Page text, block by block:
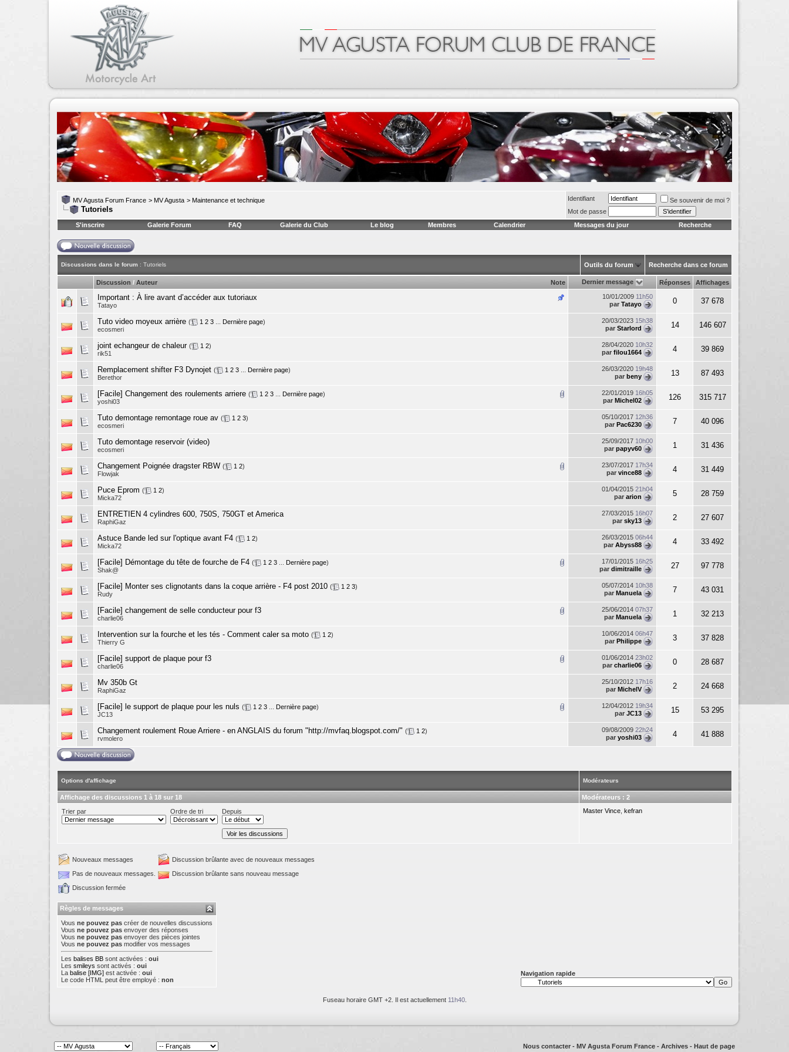
MV Agusta Forum France > MV Agusta > Maintenance et technique
Tutoriels
Identifiant
Se souvenir de moi ?
Mot de passe
S'inscrire
Galerie Forum FAQ Galerie du Club Le blog Membres Calendrier Messages du jour Recherche
Discussions dans le forum : Tutoriels Outils du forum Recherche dans ce forum
Note
Discussion / Auteur Dernier message Réponses Affichages
Important : À lire avant d’accéder aux tutoriaux
Tatayo
10/01/2009 11h50
par Tatayo 0 37 678
Tuto video moyeux arrière ( 1 2 3 Dernière page)
ecosmeri
20/03/2023 15h38
par Starlord 14 146 607
joint echangeur de chaleur ( 1 2)
rik51
28/04/2020 10h32
par filou1664 4 39 869
Remplacement shifter F3 Dynojet ( 1 2 3 Dernière page)
Berethor
26/03/2020 19h48
par beny 13 87 493
[Facile] Changement des roulements arriere ( 1 2 3 Dernière page)
yoshi03
22/01/2019 16h05
par Michel02 126 315 717
Tuto demontage remontage roue av ( 1 2 3)
ecosmeri
05/10/2017 12h36
par Pac6230 7 40 096
Tuto demontage reservoir (video)
ecosmeri
25/09/2017 10h00
par papyv60 1 31 436
Changement Poignée dragster RBW ( 1 2)
Flowjak
23/07/2017 17h34
par vince88 4 31 449
Puce Eprom ( 1 2)
Micka72
01/04/2015 21h04
par arion 5 28 759
ENTRETIEN 4 cylindres 600, 750S, 750GT et America
RaphiGaz
27/03/2015 16h07
par sky13 2 27 607
Astuce Bande led sur l'optique avant F4 ( 1 2)
Micka72
26/03/2015 06h44
par Abyss88 4 33 492
[Facile] Démontage du tête de fourche de F4 ( 1 2 3 Dernière page)
Shak@
17/01/2015 16h25
par dimitraille 27 97 778
[Facile] Monter ses clignotants dans la coque arrière - F4 post 2010 ( 1 2 3)
Rudy
05/07/2014 10h38
par Manuela 7 43 031
[Facile] changement de selle conducteur pour f3
charlie06
25/06/2014 07h37
par Manuela 1 32 213
Intervention sur la fourche et les tés - Comment caler sa moto ( 1 2)
Thierry G
10/06/2014 06h47
par Philippe 3 37 828
[Facile] support de plaque pour f3
charlie06
01/06/2014 23h02
par charlie06 0 28 687
Mv 350b Gt
RaphiGaz
25/10/2012 17h16
par MichelV 2 24 668
[Facile] le support de plaque pour les nuls ( 1 2 3 Dernière page)
JC13
12/04/2012 19h34
par JC13 15 53 295
Changement roulement Roue Arriere - en ANGLAIS du forum "http://mvfaq.blogspot.com/" ( 1 2)
rvmolero
09/08/2009 22h24
par yoshi03 4 41 888
Options d'affichage Modérateurs
Affichage des discussions 1 à 18 sur 18
Modérateurs : 2
Trier par
Ordre de tri Depuis Master Vince kefran
Nouveaux messages
Discussion brûlante avec de nouveaux messages
Pas de nouveaux messages.
Discussion brûlante sans nouveau message
Discussion fermée
Règles de messages
Vous ne pouvez pas créer de nouvelles discussions
Vous ne pouvez pas envoyer des réponses
Vous ne pouvez pas envoyer des pièces jointes
Vous ne pouvez pas modifier vos messages
Les balises BB sont activées : oui
Les smileys sont activés : oui
La balise [IMG] est activée : oui
Le code HTML peut être employé : non
Navigation rapide
Fuseau horaire GMT +2. Il est actuellement 11h40.
Nous contacter - MV Agusta Forum France - Archives - Haut de page